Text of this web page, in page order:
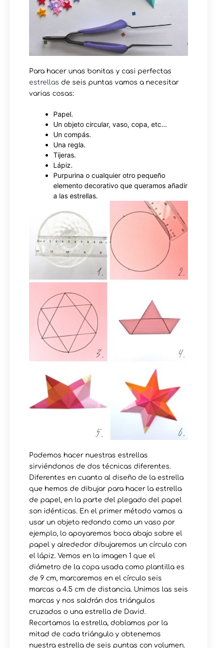
Para hacer unas bonitas y casi perfectas
estrellas de seis puntas vamos a necesitar
varias cosas:
Papel.
Un objeto circular, vaso, copa, etc…
Un compás.
Una regla.
Tijeras.
Lápiz.
Purpurina o cualquier otro pequeño
elemento decorativo que queramos añadir
a las estrellas.
Podemos hacer nuestras estrellas
sirviéndonos de dos técnicas diferentes.
Diferentes en cuanto al diseño de la estrella
que hemos de dibujar para hacer la estrella
de papel, en la parte del plegado del papel
son idénticas. En el primer método vamos a
usar un objeto redondo como un vaso por
ejemplo, lo apoyaremos boca abajo sobre el
papel y alrededor dibujaremos un círculo con
el lápiz. Vemos en la imagen 1 que el
diámetro de la copa usada como plantilla es
de 9 cm, marcaremos en el círculo seis
marcas a 4.5 cm de distancia. Unimos las seis
marcas y nos saldrán dos triángulos
cruzados o una estrella de David.
Recortamos la estrella, doblamos por la
mitad de cada triángulo y obtenemos
nuestra estrella de seis puntas con volumen.